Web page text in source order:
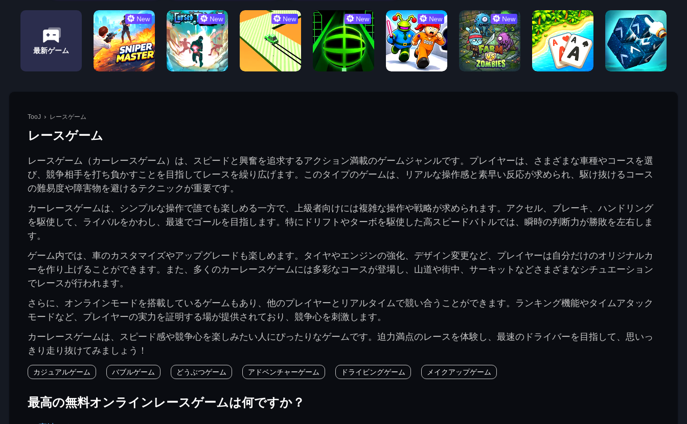
最新ゲーム
New New New New New New
TooJ レースゲーム
レースゲーム
レースゲーム（カーレースゲーム）は、スピードと興奮を追求するアクション満載のゲームジャンルです。プレイヤーは、さまざまな車種やコースを選
び、競争相手を打ち負かすことを目指してレースを繰り広げます。このタイプのゲームは、リアルな操作感と素早い反応が求められ、駆け抜けるコース
の難易度や障害物を避けるテクニックが重要です。
カーレースゲームは、シンプルな操作で誰でも楽しめる一方で、上級者向けには複雑な操作や戦略が求められます。アクセル、ブレーキ、ハンドリング
を駆使して、ライバルをかわし、最速でゴールを目指します。特にドリフトやターボを駆使した高スピードバトルでは、瞬時の判断力が勝敗を左右しま
す。
ゲーム内では、車のカスタマイズやアップグレードも楽しめます。タイヤやエンジンの強化、デザイン変更など、プレイヤーは自分だけのオリジナルカ
ーを作り上げることができます。また、多くのカーレースゲームには多彩なコースが登場し、山道や街中、サーキットなどさまざまなシチュエーション
でレースが行われます。
さらに、オンラインモードを搭載しているゲームもあり、他のプレイヤーとリアルタイムで競い合うことができます。ランキング機能やタイムアタック
モードなど、プレイヤーの実力を証明する場が提供されており、競争心を刺激します。
カーレースゲームは、スピード感や競争心を楽しみたい人にぴったりなゲームです。迫力満点のレースを体験し、最速のドライバーを目指して、思いっ
きり走り抜けてみましょう！
カジュアルゲーム バブルゲーム どうぶつゲーム アドベンチャーゲーム ドライビングゲーム メイクアップゲーム
最高の無料オンラインレースゲームは何ですか？